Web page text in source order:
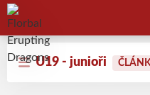
Florbal Erupting Dragons
U19 - junioři